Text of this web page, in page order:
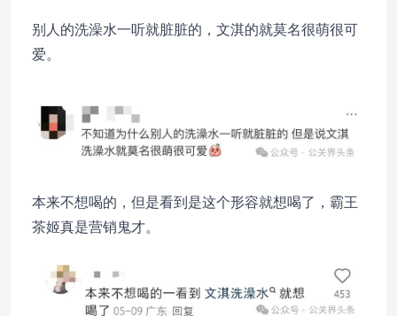
别人的洗澡水一听就脏脏的，文淇的就莫名很萌很可
爱。
本来不想喝的，但是看到是这个形容就想喝了，霸王
茶姬真是营销鬼才。